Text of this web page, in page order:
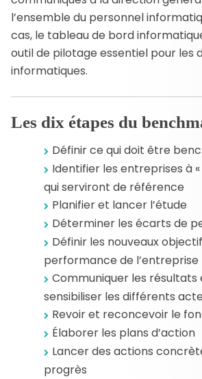
l’ensemble du personnel
cas, le tableau de bord
outil de pilotage essentiel pour les
informatiques.
Les dix étapes du
Définir ce qui doit être
Identifier les entreprises à
qui serviront de référence
Planifier et lancer l’étude
Déterminer les écarts de
Définir les nouveaux
performance de l’entreprise
Communiquer les résultats
sensibiliser les différents
Revoir et reconcevoir le
Élaborer les plans d’action
Lancer des actions
progrès